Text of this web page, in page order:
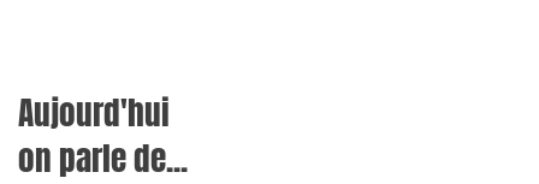
Aujourd'hui
on parle de...